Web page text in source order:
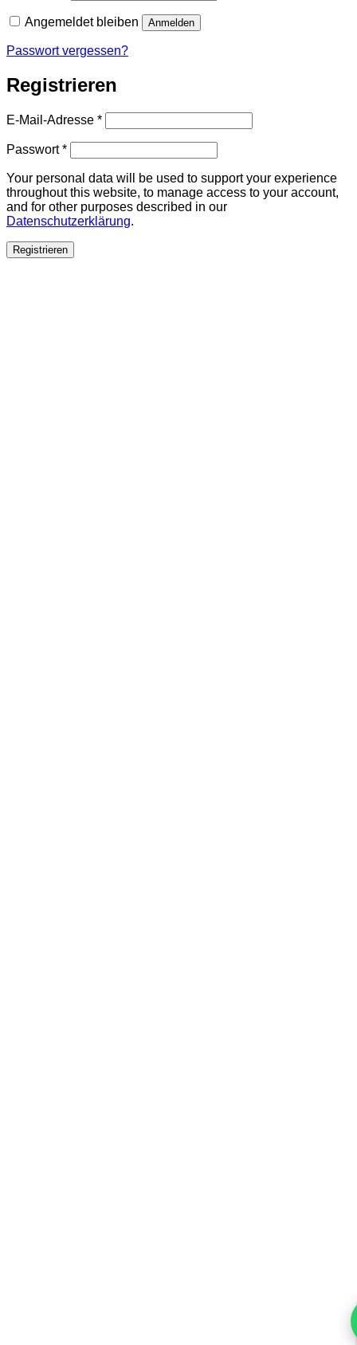
Angemeldet bleiben Anmelden
Passwort vergessen?
Registrieren
E-Mail-Adresse *Erforderlich
Passwort*Erforderlich
Your personal data will be used to support your experience
throughout this website, to manage access to your account,
and for other purposes described in our
Datenschutzerklärung.
Registrieren